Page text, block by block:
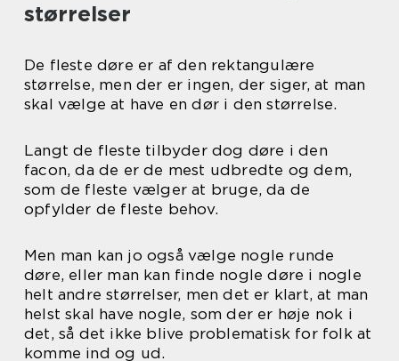
størrelser
De fleste døre er af den rektangulære
størrelse, men der er ingen, der siger, at man
skal vælge at have en dør i den størrelse.
Langt de fleste tilbyder dog døre i den
facon, da de er de mest udbredte og dem,
som de fleste vælger at bruge, da de
opfylder de fleste behov.
Men man kan jo også vælge nogle runde
døre, eller man kan finde nogle døre i nogle
helt andre størrelser, men det er klart, at man
helst skal have nogle, som der er høje nok i
det, så det ikke blive problematisk for folk at
komme ind og ud.